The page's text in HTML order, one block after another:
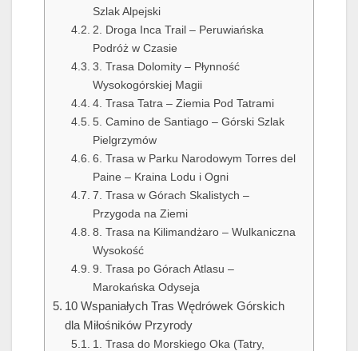
Szlak Alpejski
2. Droga Inca Trail – Peruwiańska
Podróż w Czasie
3. Trasa Dolomity – Płynność
Wysokogórskiej Magii
4. Trasa Tatra – Ziemia Pod Tatrami
5. Camino de Santiago – Górski Szlak
Pielgrzymów
6. Trasa w Parku Narodowym Torres del
Paine – Kraina Lodu i Ogni
7. Trasa w Górach Skalistych –
Przygoda na Ziemi
8. Trasa na Kilimandżaro – Wulkaniczna
Wysokość
9. Trasa po Górach Atlasu –
Marokańska Odyseja
10 Wspaniałych Tras Wędrówek Górskich
dla Miłośników Przyrody
1. Trasa do Morskiego Oka (Tatry,